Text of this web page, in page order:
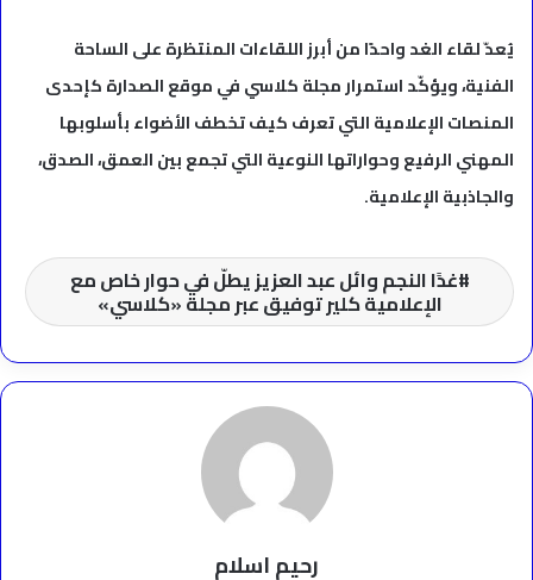
يُعدّ لقاء الغد واحدًا من أبرز اللقاءات المنتظرة على الساحة
الفنية، ويؤكّد استمرار مجلة كلاسي في موقع الصدارة كإحدى
المنصات الإعلامية التي تعرف كيف تخطف الأضواء بأسلوبها
المهني الرفيع وحواراتها النوعية التي تجمع بين العمق، الصدق،
والجاذبية الإعلامية.
غدًا النجم وائل عبد العزيز يطلّ في حوار خاص مع
الإعلامية كلير توفيق عبر مجلة «كلاسي»
رحيم اسلام